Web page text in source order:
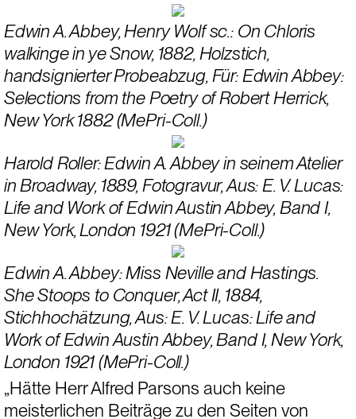
Edwin A. Abbey, Henry Wolf sc.: On Chloris
walkinge in ye Snow, 1882, Holzstich,
handsignierter Probeabzug, Für: Edwin Abbey:
Selections from the Poetry of Robert Herrick,
New York 1882 (MePri-Coll.)
Harold Roller: Edwin A. Abbey in seinem Atelier
in Broadway, 1889, Fotogravur, Aus: E. V. Lucas:
Life and Work of Edwin Austin Abbey, Band I,
New York, London 1921 (MePri-Coll.)
Edwin A. Abbey: Miss Neville and Hastings.
She Stoops to Conquer, Act II, 1884,
Stichhochätzung, Aus: E. V. Lucas: Life and
Work of Edwin Austin Abbey, Band I, New York,
London 1921 (MePri-Coll.)
„Hätte Herr Alfred Parsons auch keine
meisterlichen Beiträge zu den Seiten von